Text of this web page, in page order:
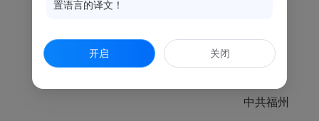
联系方式：杨伟忠 87523045
中共福州
置语言的译文！
开启 关闭